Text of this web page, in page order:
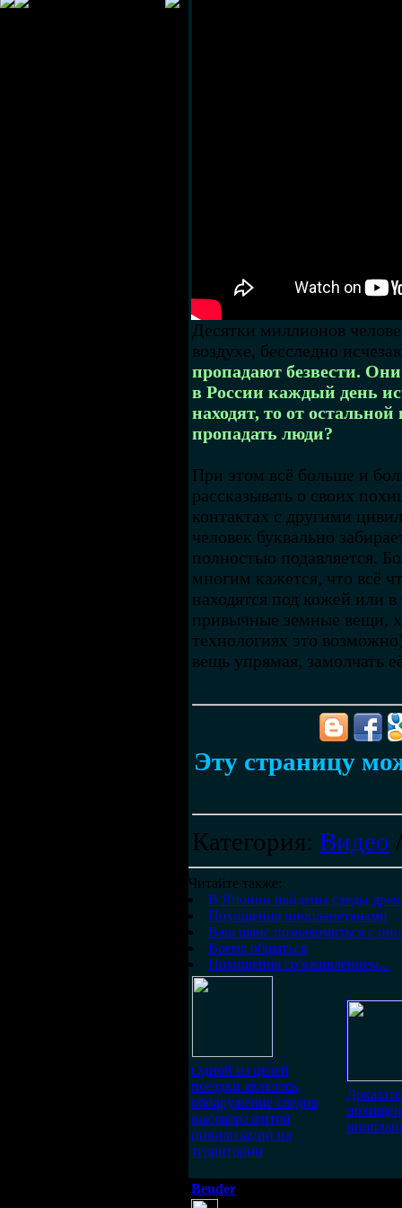
Десятки миллионов
воздухе, бесследно
пропадают безвести.
в России каждый день
находят, то от
пропадать люди?
При этом всё больше и
рассказывать о своих
контактах с другими
человек буквально
полностью подавляется.
многим кажется, что всё
находятся под кожей или
привычные земные вещи,
технологиях это
вещь упрямая, замолчать
Эту страницу
Категория: Видео
Читайте также:
В Японии найдены следы
Похищения инопланетянами
Ваш шанс познакомиться с
Время общаться
Похищения со вживлением...
Одной из целей
поездки являлось
обнаружение следов
высокоразвитой
цивилизации на
территории
Bender